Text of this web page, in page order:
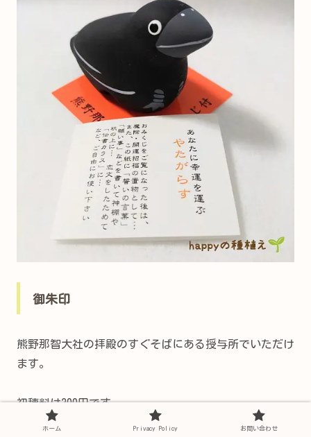
御朱印
熊野那智大社の拝殿のすぐそばにある授与所でいただけ
ます。
初穂料は300円です。
ホーム Privacy Policy お問い合わせ